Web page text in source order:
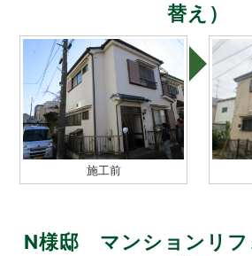
替え）
施工前
N様邸 マンションリフ